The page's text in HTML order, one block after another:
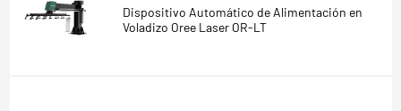
Dispositivo Automático de Alimentación en
Voladizo Oree Laser OR-LT